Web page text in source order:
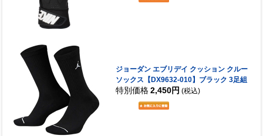
ジョーダン エブリデイ クッション クルー
ソックス【DX9632-010】ブラック 3足組
特別価格 2,450円 (税込)